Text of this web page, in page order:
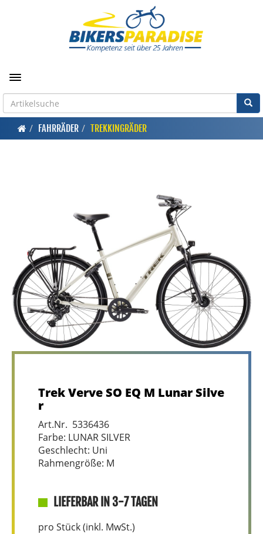
Toggle navigation
FAHRRÄDER TREKKINGRÄDER
Trek Verve SO EQ M Lunar Silve
r
Art.Nr. 5336436
Farbe: LUNAR SILVER
Geschlecht: Uni
Rahmengröße: M
LIEFERBAR IN 3-7 TAGEN
pro Stück (inkl. MwSt.)